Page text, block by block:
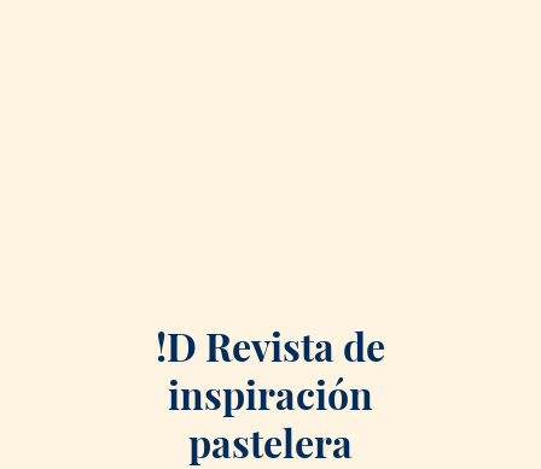
!D Revista de
inspiración
pastelera